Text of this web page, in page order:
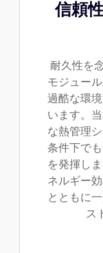
信頼
耐久性を
モジュー
過酷な環
います。
な熱管理
条件下で
を発揮し
ネルギー
とともに
ス